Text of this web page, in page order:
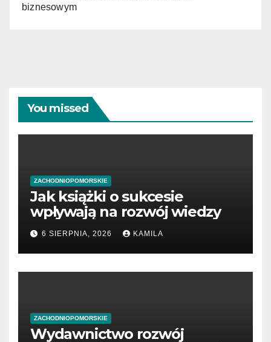
biznesowym
You missed
ZACHODNIOPOMORSKIE
Jak książki o sukcesie
wpływają na rozwój wiedzy
6 SIERPNIA, 2026 KAMILA
ZACHODNIOPOMORSKIE
Wydawnictwo rozwój